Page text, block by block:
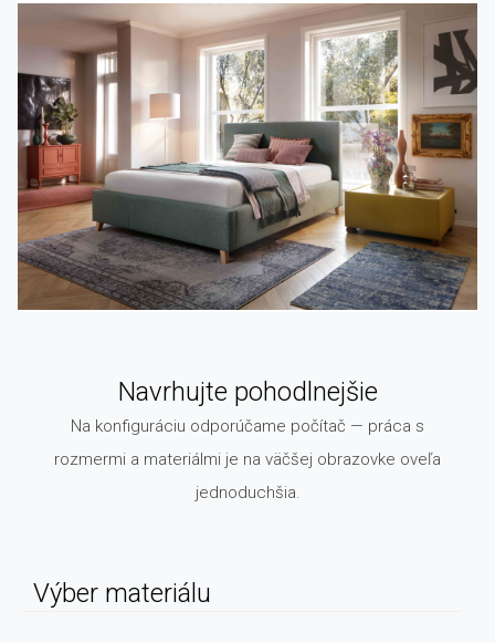
Navrhujte pohodlnejšie
Na konfiguráciu odporúčame počítač — práca s
rozmermi a materiálmi je na väčšej obrazovke oveľa
jednoduchšia.
Výber materiálu